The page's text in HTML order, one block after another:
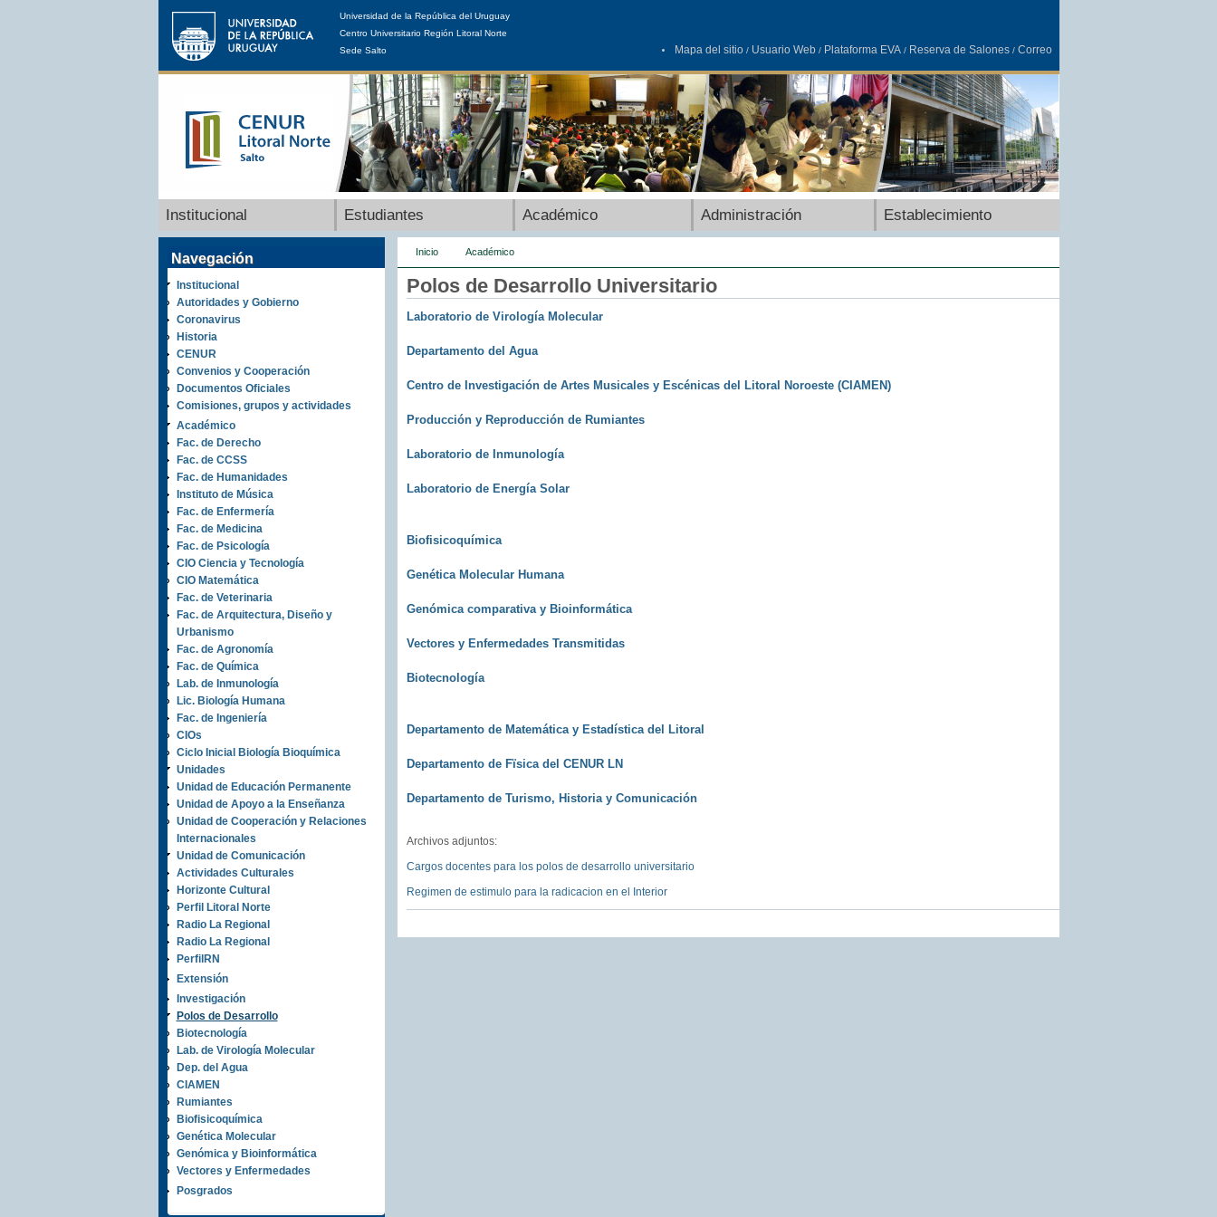
Universidad de la República del Uruguay
Centro Universitario Región Litoral Norte
Sede Salto
Mapa del sitio/ Usuario Web/ Plataforma EVA/ Reserva de Salones/ Correo
Institucional Estudiantes Académico Administración Establecimiento
Navegación
Institucional
Autoridades y Gobierno
Coronavirus
Historia
CENUR
Convenios y Cooperación
Documentos Oficiales
Comisiones, grupos y actividades
Académico
Fac. de Derecho
Fac. de CCSS
Fac. de Humanidades
Instituto de Música
Fac. de Enfermería
Fac. de Medicina
Fac. de Psicología
CIO Ciencia y Tecnología
CIO Matemática
Fac. de Veterinaria
Fac. de Arquitectura, Diseño y
Urbanismo
Fac. de Agronomía
Fac. de Química
Lab. de Inmunología
Lic. Biología Humana
Fac. de Ingeniería
CIOs
Ciclo Inicial Biología Bioquímica
Unidades
Unidad de Educación Permanente
Unidad de Apoyo a la Enseñanza
Unidad de Cooperación y Relaciones
Internacionales
Unidad de Comunicación
Actividades Culturales
Horizonte Cultural
Perfil Litoral Norte
Radio La Regional
Radio La Regional
PerfilRN
Extensión
Investigación
Polos de Desarrollo
Biotecnología
Lab. de Virología Molecular
Dep. del Agua
CIAMEN
Rumiantes
Biofisicoquímica
Genética Molecular
Genómica y Bioinformática
Vectores y Enfermedades
Posgrados
Inicio Académico
Polos de Desarrollo Universitario
Laboratorio de Virología Molecular
Departamento del Agua
Centro de Investigación de Artes Musicales y Escénicas del Litoral Noroeste (CIAMEN)
Producción y Reproducción de Rumiantes
Laboratorio de Inmunología
Laboratorio de Energía Solar
Biofisicoquímica
Genética Molecular Humana
Genómica comparativa y Bioinformática
Vectores y Enfermedades Transmitidas
Biotecnología
Departamento de Matemática y Estadística del Litoral
Departamento de Fïsica del CENUR LN
Departamento de Turismo, Historia y Comunicación
Archivos adjuntos:
Cargos docentes para los polos de desarrollo universitario
Regimen de estimulo para la radicacion en el Interior